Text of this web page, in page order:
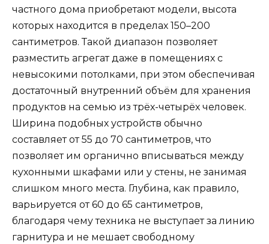
частного дома приобретают модели, высота
которых находится в пределах 150–200
сантиметров. Такой диапазон позволяет
разместить агрегат даже в помещениях с
невысокими потолками, при этом обеспечивая
достаточный внутренний объём для хранения
продуктов на семью из трёх-четырёх человек.
Ширина подобных устройств обычно
составляет от 55 до 70 сантиметров, что
позволяет им органично вписываться между
кухонными шкафами или у стены, не занимая
слишком много места. Глубина, как правило,
варьируется от 60 до 65 сантиметров,
благодаря чему техника не выступает за линию
гарнитура и не мешает свободному